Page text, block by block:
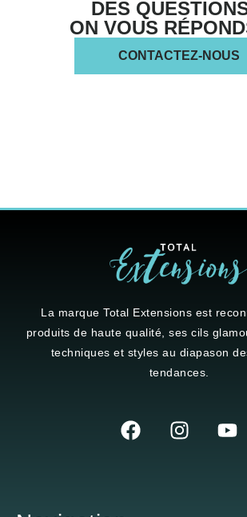
ON VOUS
CONTACTEZ-NOUS
produits de haute qualité, ses cils
techniques et styles au diapason
tendances.